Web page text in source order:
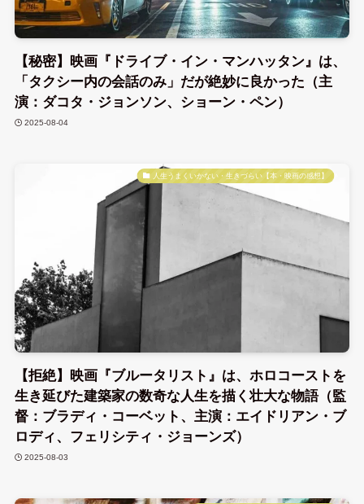
【秘密】映画『ドライブ・イン・マンハッタン』は、
「タクシー内の会話のみ」だが絶妙に良かった（主
演：ダコタ・ジョンソン、ショーン・ペン）
2025-08-04
人生うまくいかない・生きづらい【本・映画の感想】
【拒絶】映画『ブルータリスト』は、ホロコーストを
生き延びた建築家の数奇な人生を描く壮大な物語（監
督：ブラディ・コーベット、主演：エイドリアン・ブ
ロディ、フェリシティ・ジョーンズ）
2025-08-03